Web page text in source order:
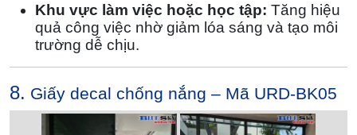
Khu vực làm việc hoặc học tập: Tăng hiệu
quả công việc nhờ giảm lóa sáng và tạo môi
trường dễ chịu.
8. Giấy decal chống nắng – Mã URD-BK05